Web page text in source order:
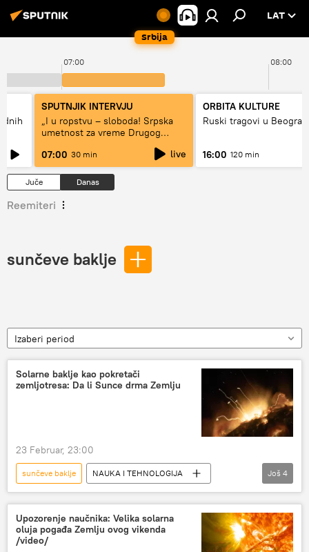
Srbija
LAT
07:00 08:00
SPUTNJIK INTERVJU
„I u ropstvu – sloboda! Srpska
umetnost za vreme Drugog
07:00 30 min live
ORBITA KULTURE
Ruski tragovi u
16:00 120 min
Juče Danas
Reemiteri
sunčeve baklje
Izaberi period
Solarne baklje kao pokretači
zemljotresa: Da li Sunce drma Zemlju
23 Februar, 23:00
sunčeve baklje
NAUKA I TEHNOLOGIJA
Nauka i tehnologija
Svemir
Sunce
zemljotres
Još 4
Upozorenje naučnika: Velika solarna
oluja pogađa Zemlju ovog vikenda
/video/